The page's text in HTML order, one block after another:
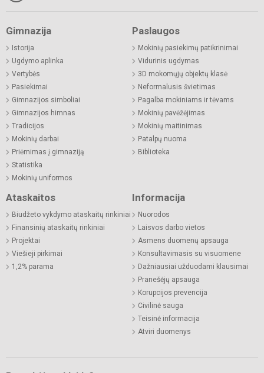
Gimnazija
Istorija
Ugdymo aplinka
Vertybės
Pasiekimai
Gimnazijos simboliai
Gimnazijos himnas
Tradicijos
Mokinių darbai
Priėmimas į gimnaziją
Statistika
Mokinių uniformos
Paslaugos
Mokinių pasiekimų patikrinimai
Vidurinis ugdymas
3D mokomųjų objektų klasė
Neformalusis švietimas
Pagalba mokiniams ir tėvams
Mokinių pavėžėjimas
Mokinių maitinimas
Patalpų nuoma
Biblioteka
Ataskaitos
Biudžeto vykdymo ataskaitų rinkiniai
Finansinių ataskaitų rinkiniai
Projektai
Viešieji pirkimai
1,2% parama
Informacija
Nuorodos
Laisvos darbo vietos
Asmens duomenų apsauga
Konsultavimasis su visuomene
Dažniausiai užduodami klausimai
Pranešėjų apsauga
Korupcijos prevencija
Civilinė sauga
Teisinė informacija
Atviri duomenys